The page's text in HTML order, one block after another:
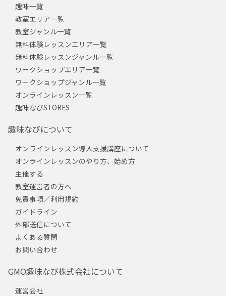
趣味一覧
教室エリア一覧
教室ジャンル一覧
無料体験レッスンエリア一覧
無料体験レッスンジャンル一覧
ワークショップエリア一覧
ワークショップジャンル一覧
オンラインレッスン一覧
趣味なびSTORES
趣味なびについて
オンラインレッスン導入支援講座について
オンラインレッスンのやり方、始め方
主催する
教室運営者の方へ
免責事項／利用規約
ガイドライン
外部送信について
よくある質問
お問い合わせ
GMO趣味なび株式会社について
運営会社